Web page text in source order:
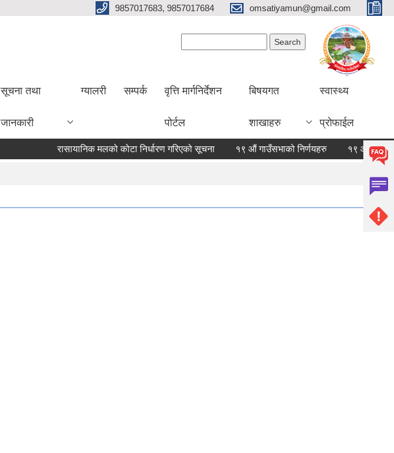
9857017683, 9857017684 omsatiyamun@gmail.com
सूचना तथा
जानकारी
ग्यालरी सम्पर्क वृत्ति मार्गनिर्देशन
पोर्टल
बिषयगत
शाखाहरु
स्वास्थ्य
प्रोफाईल
रासायानिक मलको कोटा निर्धारण गरिएको सूचना १९ औं गाउँसभाको निर्णयहरु १९ औं गाउँसभाको